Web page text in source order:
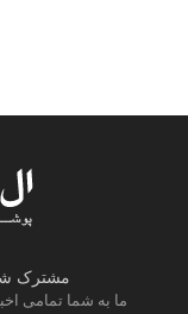
مشترک
ما به شما تمامی